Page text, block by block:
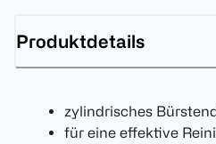
Produktdetails
zylindrisches
für eine effektive